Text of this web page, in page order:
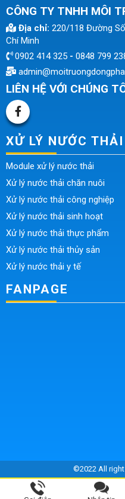
CÔNG TY TNHH MÔI
Địa chỉ:220/118 Đường
Chí Minh
0902 414 325 - 0848 799
LIÊN HỆ VỚI CHÚNG
XỬ LÝ NƯỚC THẢI
Module xử lý nước thải
Xử lý nước thải chăn nuôi
Xử lý nước thải công nghiệp
Xử lý nước thải sinh hoạt
Xử lý nước thải thực phẩm
Xử lý nước thải thủy sản
Xử lý nước thải y tế
FANPAGE
©2022 All right